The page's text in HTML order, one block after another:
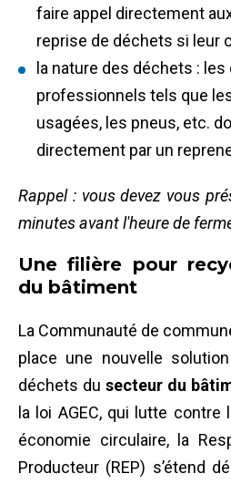
faire appel directement
reprise de déchets si leur
la nature des déchets :
professionnels tels que
usagées, les pneus, etc.
directement par un
Rappel : vous devez vous
minutes avant l'heure de
Une filière pour
du bâtiment
La Communauté de
place une nouvelle
déchets du secteur du
la loi AGEC, qui lutte contre
économie circulaire, la
Producteur (REP) s’étend